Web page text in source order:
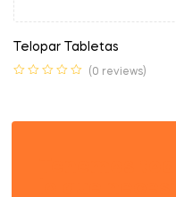
Telopar Tabletas
(0 reviews)